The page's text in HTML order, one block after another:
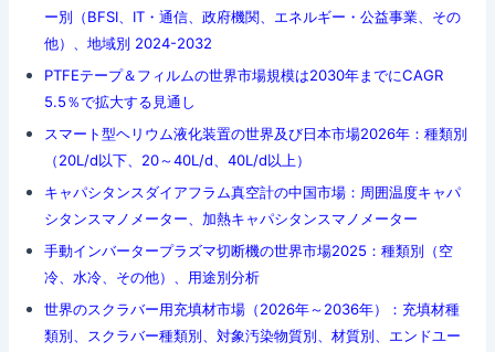
ー別（BFSI、IT・通信、政府機関、エネルギー・公益事業、その
他）、地域別 2024-2032
PTFEテープ＆フィルムの世界市場規模は2030年までにCAGR
5.5％で拡大する見通し
スマート型ヘリウム液化装置の世界及び日本市場2026年：種類別
（20L/d以下、20～40L/d、40L/d以上）
キャパシタンスダイアフラム真空計の中国市場：周囲温度キャパ
シタンスマノメーター、加熱キャパシタンスマノメーター
手動インバータープラズマ切断機の世界市場2025：種類別（空
冷、水冷、その他）、用途別分析
世界のスクラバー用充填材市場（2026年～2036年）：充填材種
類別、スクラバー種類別、対象汚染物質別、材質別、エンドユー